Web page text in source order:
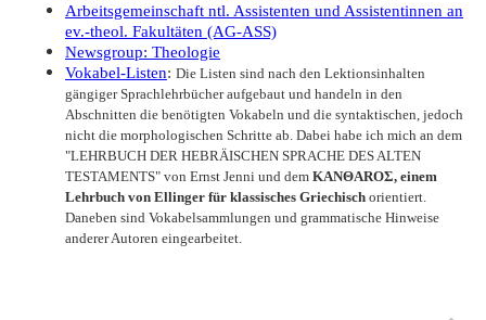
Arbeitsgemeinschaft ntl. Assistenten und Assistentinnen an
ev.-theol. Fakultäten (AG-ASS)
Newsgroup: Theologie
Vokabel-Listen: Die Listen sind nach den Lektionsinhalten
gängiger Sprachlehrbücher aufgebaut und handeln in den
Abschnitten die benötigten Vokabeln und die syntaktischen, jedoch
nicht die morphologischen Schritte ab. Dabei habe ich mich an dem
"LEHRBUCH DER HEBRÄISCHEN SPRACHE DES ALTEN
TESTAMENTS" von Ernst Jenni und dem KANΘAROΣ, einem
Lehrbuch von Ellinger für klassisches Griechisch orientiert.
Daneben sind Vokabelsammlungen und grammatische Hinweise
anderer Autoren eingearbeitet.